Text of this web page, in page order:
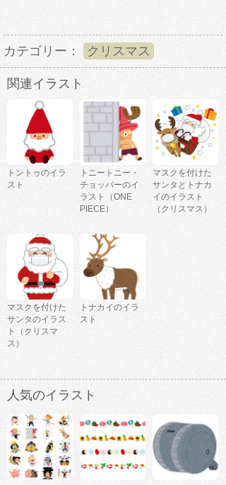
カテゴリー： クリスマス
関連イラスト
トントゥのイラ
スト
トニートニー・
チョッパーのイ
ラスト（ONE
PIECE）
マスクを付けた
サンタとトナカ
イのイラスト
（クリスマス）
マスクを付けた
サンタのイラス
ト（クリスマ
ス）
トナカイのイラ
スト
人気のイラスト